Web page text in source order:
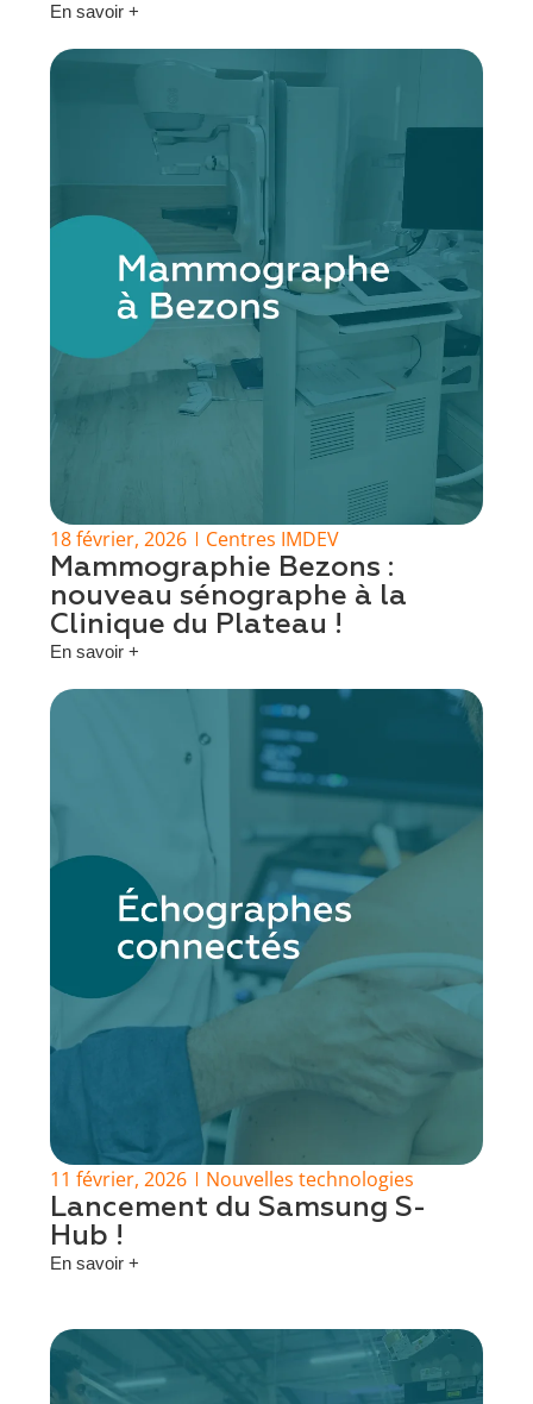
En savoir +
18 février, 2026 Centres IMDEV
Mammographie Bezons :
nouveau sénographe à la
Clinique du Plateau !
En savoir +
11 février, 2026 Nouvelles technologies
Lancement du Samsung S-
Hub !
En savoir +